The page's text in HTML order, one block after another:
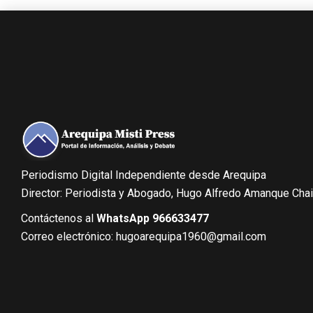
Periodismo Digital Independiente desde Arequipa
Director: Periodista y Abogado, Hugo Alfredo Amanque
Contáctenos al WhatsApp 966633477
Correo electrónico: hugoarequipa1960@gmail.com